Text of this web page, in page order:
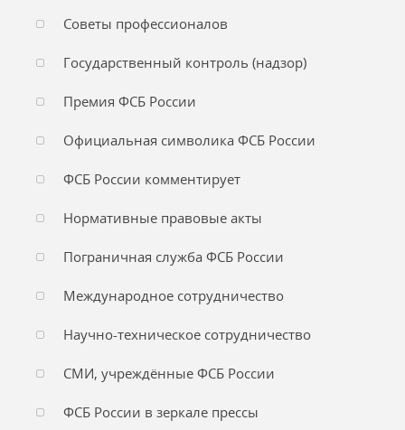
Советы профессионалов
Государственный контроль (надзор)
Премия ФСБ России
Официальная символика ФСБ России
ФСБ России комментирует
Нормативные правовые акты
Пограничная служба ФСБ России
Международное сотрудничество
Научно-техническое сотрудничество
СМИ, учреждённые ФСБ России
ФСБ России в зеркале прессы